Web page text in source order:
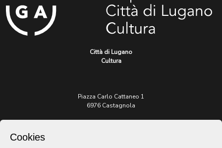
Città di Lugano
Cultura
Piazza Carlo Cattaneo 1
6976 Castagnola
Cookies